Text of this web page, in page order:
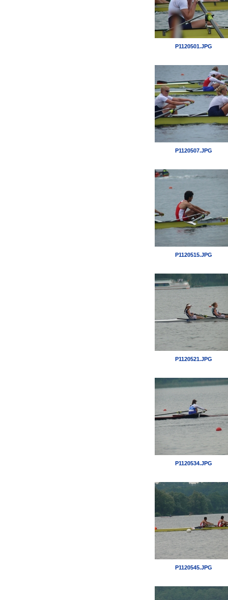
P1120501.JPG
P1120507.JPG
P1120515.JPG
P1120521.JPG
P1120534.JPG
P1120545.JPG